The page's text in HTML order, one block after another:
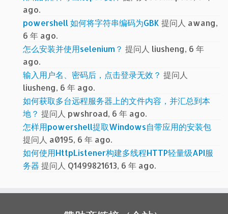
ago.
powershell 如何将字符串编码为GBK 提问人 awang,
6 年 ago.
怎么安装并使用selenium？ 提问人 liusheng, 6 年
ago.
输入用户名、密码后，点击登录无效？ 提问人
liusheng, 6 年 ago.
如何获取多台远程服务器上的文件内容，并汇总到本
地？ 提问人 pwshroad, 6 年 ago.
怎样用powershell提取Windows自带应用的安装包
提问人 a0195, 6 年 ago.
如何使用HttpListener构建多线程HTTP轻量级API服
务器 提问人 Q1499821613, 6 年 ago.